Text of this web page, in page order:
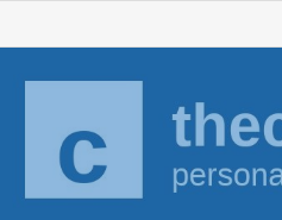
to
content